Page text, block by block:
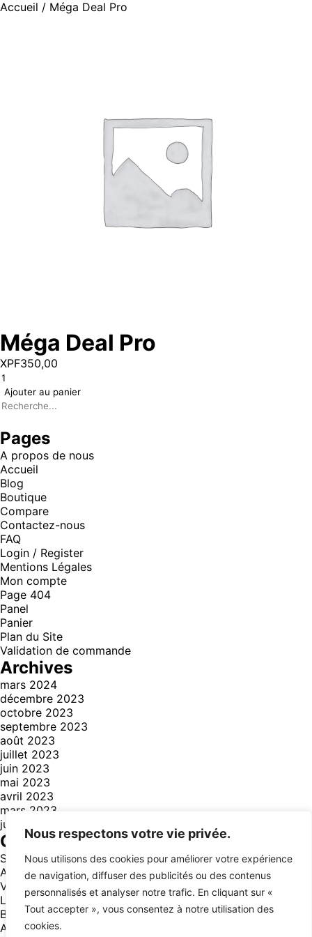
Nous respectons votre vie privée.
Nous utilisons des cookies pour améliorer votre expérience
de navigation, diffuser des publicités ou des contenus
personnalisés et analyser notre trafic. En cliquant sur «
Tout accepter », vous consentez à notre utilisation des
cookies.
Accueil / Méga Deal Pro
Méga Deal Pro
XPF350,00
Ajouter au panier
Pages
A propos de nous
Accueil
Blog
Boutique
Compare
Contactez-nous
FAQ
Login / Register
Mentions Légales
Mon compte
Page 404
Panel
Panier
Plan du Site
Validation de commande
Archives
mars 2024
décembre 2023
octobre 2023
septembre 2023
août 2023
juillet 2023
juin 2023
mai 2023
avril 2023
mars 2023
juillet 2021
Catégories
Style(3)
Aventure(14)
Voyage
Lifestyle(12)
Business (13)
Animals(1)